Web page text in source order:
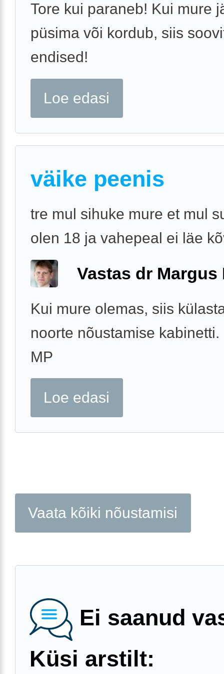
Tore kui paraneb! Kui mure
püsima või kordub, siis
endised!
Loe edasi
väike peenis
tre mul sihuke mure et mul
olen 18 ja vahepeal ei läe
Vastas dr Margus
Kui mure olemas, siis
noorte nõustamise kabinetti.
MP
Loe edasi
Vaata kõiki nõustamisi
Ei saanud
Küsi arstilt: